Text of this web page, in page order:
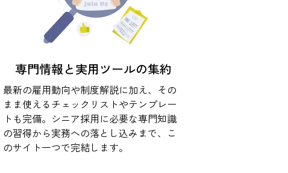
専門情報と実用ツールの集約
最新の雇用動向や制度解説に加え、その
まま使えるチェックリストやテンプレー
トも完備。シニア採用に必要な専門知識
の習得から実務への落とし込みまで、こ
のサイト一つで完結します。